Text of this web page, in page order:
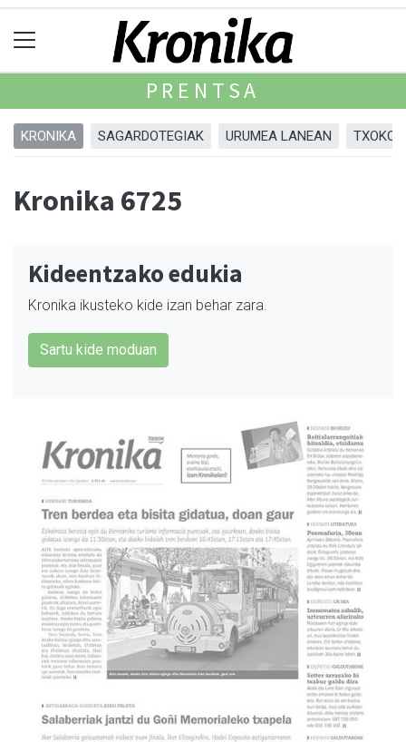
PRENTSA
KRONIKA SAGARDOTEGIAK URUMEA LANEAN
Kronika 6725
Kideentzako edukia
Kronika ikusteko kide izan behar zara.
Sartu kide moduan